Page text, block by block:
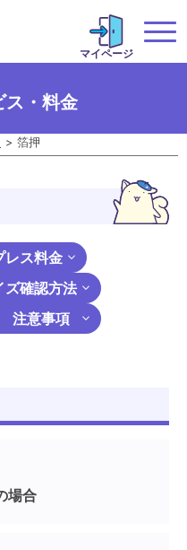
マイページ
ス・料金
箔押
レス料金
ズ確認方法
注意事項
場合